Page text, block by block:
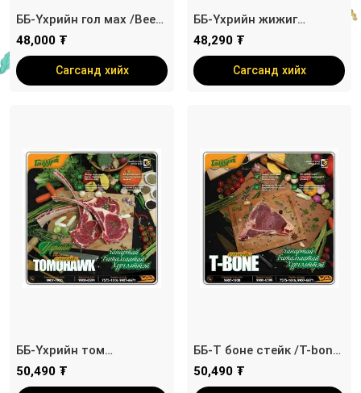
ББ-Үхрийн гол мах /Beef
Tenderloin/
48,000 ₮
Сагсанд хийх
ББ-Үхрийн жижиг
хавирганы стейк /Ribeye
steak/
48,290 ₮
Сагсанд хийх
ББ-Үхрийн том
хавирганы стейк
/Tomohawk steak/
50,490 ₮
ББ-Т боне стейк /T-bone
steak/
50,490 ₮